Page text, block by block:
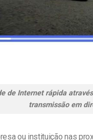
de Internet rápida
transmissão em
ou instituição nas